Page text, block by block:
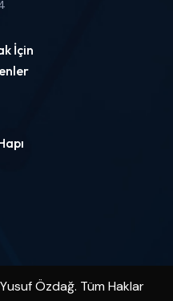
İçin
Özdağ. Tüm Haklar